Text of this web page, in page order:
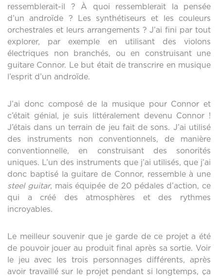
ressemblerait-il ? À quoi ressemblerait la pensée
d’un androïde ? Les synthétiseurs et les couleurs
orchestrales et leurs arrangements ? J’ai fini par tout
explorer, par exemple en utilisant des violons
électriques non branchés, ou en construisant une
guitare Connor. Le but était de transcrire en musique
l’esprit d’un androïde.
J’ai donc composé de la musique pour Connor et
c’était génial, je suis littéralement devenu Connor !
J’étais dans un terrain de jeu fait de sons. J’ai utilisé
des instruments non conventionnels, de manière
conventionnelle, en construisant des sonorités
uniques. L’un des instruments que j’ai utilisés, que j’ai
donc baptisé la guitare de Connor, ressemble à une
steel guitar, mais équipée de 20 pédales d’action, ce
qui a créé des atmosphères et des rythmes
incroyables.
Le meilleur souvenir que je garde de ce projet a été
de pouvoir jouer au produit final après sa sortie. Voir
le jeu avec les trois personnages différents, après
avoir travaillé sur le projet pendant si longtemps, ça